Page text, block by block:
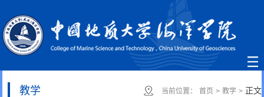
教学 当前位置： 首页 > 教学 >正文